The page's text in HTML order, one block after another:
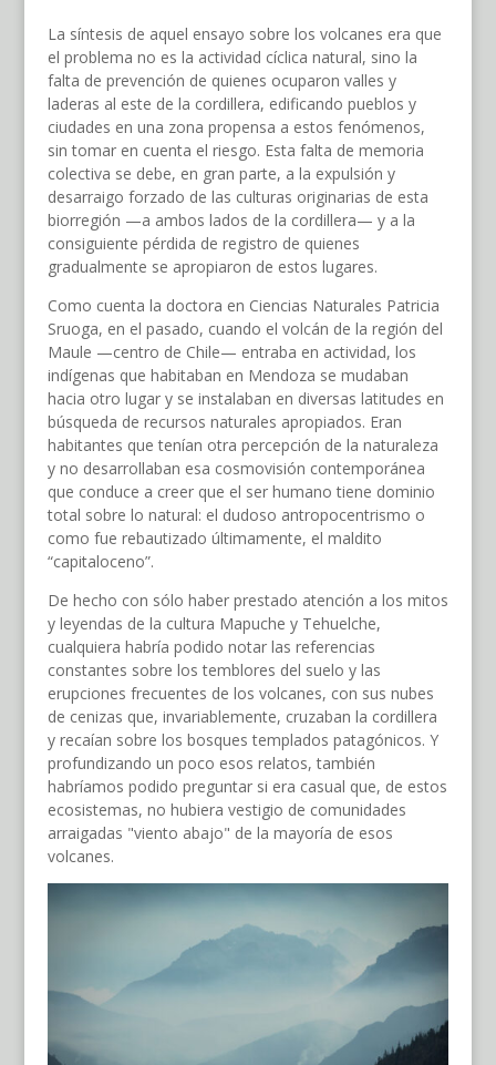
La síntesis de aquel ensayo sobre los volcanes era que
el problema no es la actividad cíclica natural, sino la
falta de prevención de quienes ocuparon valles y
laderas al este de la cordillera, edificando pueblos y
ciudades en una zona propensa a estos fenómenos,
sin tomar en cuenta el riesgo. Esta falta de memoria
colectiva se debe, en gran parte, a la expulsión y
desarraigo forzado de las culturas originarias de esta
biorregión —a ambos lados de la cordillera— y a la
consiguiente pérdida de registro de quienes
gradualmente se apropiaron de estos lugares.
Como cuenta la doctora en Ciencias Naturales Patricia
Sruoga, en el pasado, cuando el volcán de la región del
Maule —centro de Chile— entraba en actividad, los
indígenas que habitaban en Mendoza se mudaban
hacia otro lugar y se instalaban en diversas latitudes en
búsqueda de recursos naturales apropiados. Eran
habitantes que tenían otra percepción de la naturaleza
y no desarrollaban esa cosmovisión contemporánea
que conduce a creer que el ser humano tiene dominio
total sobre lo natural: el dudoso antropocentrismo o
como fue rebautizado últimamente, el maldito
“capitaloceno”.
De hecho con sólo haber prestado atención a los mitos
y leyendas de la cultura Mapuche y Tehuelche,
cualquiera habría podido notar las referencias
constantes sobre los temblores del suelo y las
erupciones frecuentes de los volcanes, con sus nubes
de cenizas que, invariablemente, cruzaban la cordillera
y recaían sobre los bosques templados patagónicos. Y
profundizando un poco esos relatos, también
habríamos podido preguntar si era casual que, de estos
ecosistemas, no hubiera vestigio de comunidades
arraigadas "viento abajo" de la mayoría de esos
volcanes.